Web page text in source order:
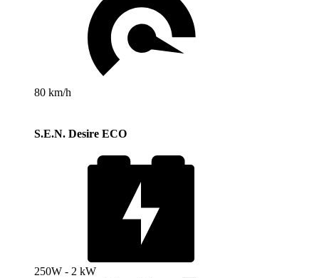
80 km/h
S.E.N. Desire ECO
250W - 2 kW